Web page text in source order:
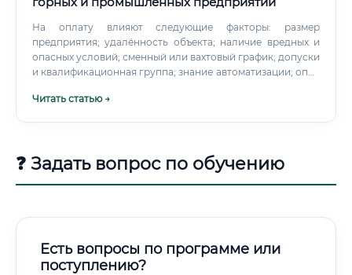
На оплату влияют следующие факторы: размер
предприятия; удалённость объекта; наличие вредных и
опасных условий; сменный или вахтовый график; допуски
и квалификационная группа; знание автоматизации; опыт
готовность к командировкам; дефицит специалистов в
работодателей и региональной статистике.
Читать статью →
❓ Задать вопрос по обучению
Есть вопросы по программе или
поступлению?